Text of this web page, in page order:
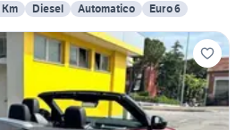
Diesel Automatico Euro 6